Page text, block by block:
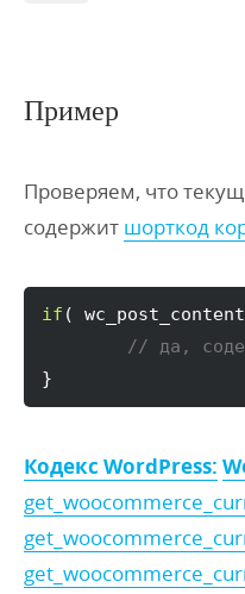
Пример
Проверяем, что
содержит шорткод
if (
// да,
}
Кодекс WordPress: